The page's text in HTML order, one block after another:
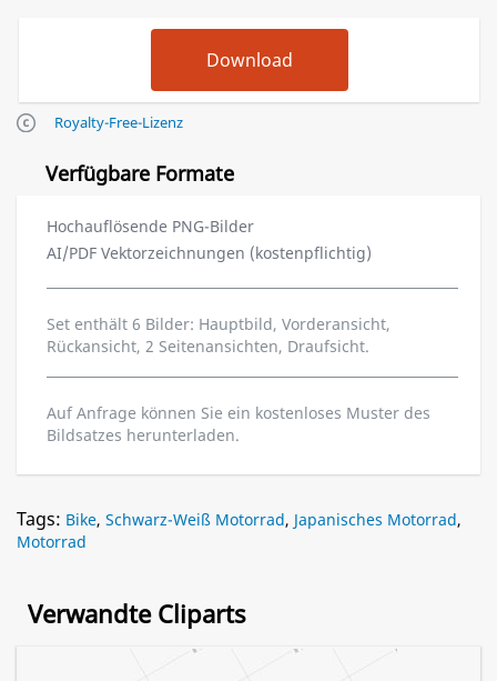
Royalty-Free-Lizenz
Verfügbare Formate
Hochauflösende PNG-Bilder
AI/PDF Vektorzeichnungen (kostenpflichtig)
Set enthält 6 Bilder: Hauptbild, Vorderansicht,
Rückansicht, 2 Seitenansichten, Draufsicht.
Auf Anfrage können Sie ein kostenloses Muster des
Bildsatzes herunterladen.
Tags: Bike, Schwarz-Weiß Motorrad, Japanisches Motorrad,
Motorrad
Verwandte Cliparts